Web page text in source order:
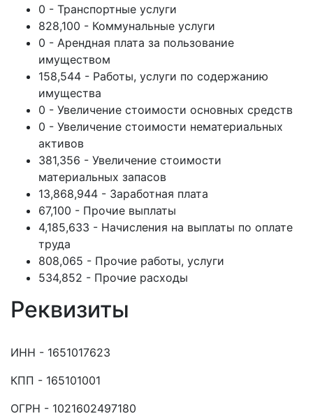
0 - Транспортные услуги
828,100 - Коммунальные услуги
0 - Арендная плата за пользование
имуществом
158,544 - Работы, услуги по содержанию
имущества
0 - Увеличение стоимости основных средств
0 - Увеличение стоимости нематериальных
активов
381,356 - Увеличение стоимости
материальных запасов
13,868,944 - Заработная плата
67,100 - Прочие выплаты
4,185,633 - Начисления на выплаты по оплате
труда
808,065 - Прочие работы, услуги
534,852 - Прочие расходы
Реквизиты
ИНН - 1651017623
КПП - 165101001
ОГРН - 1021602497180